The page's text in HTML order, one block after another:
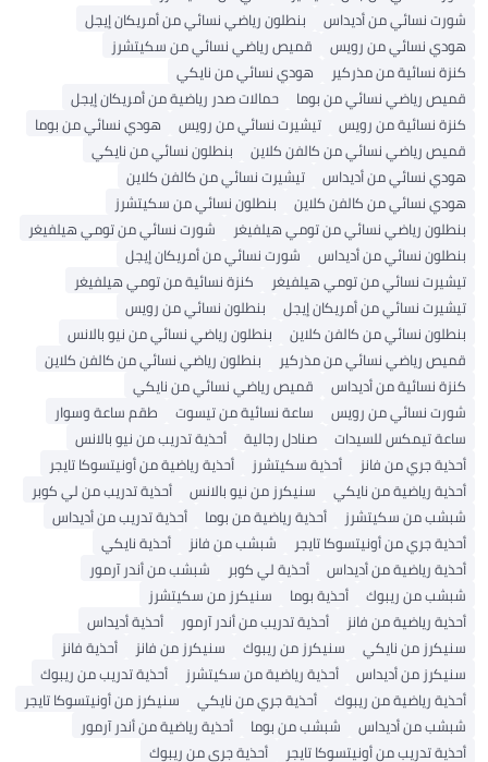
شورت نسائي من أديداس
بنطلون رياضي نسائي من أمريكان إيجل
هودي نسائي من رويس
قميص رياضي نسائي من سكيتشرز
كنزة نسائية من مذركير
هودي نسائي من نايكي
قميص رياضي نسائي من بوما
حمالات صدر رياضية من أمريكان إيجل
كنزة نسائية من رويس
تيشيرت نسائي من رويس
هودي نسائي من بوما
قميص رياضي نسائي من كالفن كلاين
بنطلون نسائي من نايكي
هودي نسائي من أديداس
تيشيرت نسائي من كالفن كلاين
هودي نسائي من كالفن كلاين
بنطلون نسائي من سكيتشرز
بنطلون رياضي نسائي من تومي هيلفيغر
شورت نسائي من تومي هيلفيغر
بنطلون نسائي من أديداس
شورت نسائي من أمريكان إيجل
تيشيرت نسائي من تومي هيلفيغر
كنزة نسائية من تومي هيلفيغر
تيشيرت نسائي من أمريكان إيجل
بنطلون نسائي من رويس
بنطلون نسائي من كالفن كلاين
بنطلون رياضي نسائي من نيو بالانس
قميص رياضي نسائي من مذركير
بنطلون رياضي نسائي من كالفن كلاين
كنزة نسائية من أديداس
قميص رياضي نسائي من نايكي
شورت نسائي من رويس
ساعة نسائية من تيسوت
طقم ساعة وسوار
ساعة تيمكس للسيدات
صنادل رجالية
أحذية تدريب من نيو بالانس
أحذية جري من فانز
أحذية سكيتشرز
أحذية رياضية من أونيتسوكا تايجر
أحذية رياضية من نايكي
سنيكرز من نيو بالانس
أحذية تدريب من لي كوبر
شبشب من سكيتشرز
أحذية رياضية من بوما
أحذية تدريب من أديداس
أحذية جري من أونيتسوكا تايجر
شبشب من فانز
أحذية نايكي
أحذية رياضية من أديداس
أحذية لي كوبر
شبشب من أندر آرمور
شبشب من ريبوك
أحذية بوما
سنيكرز من سكيتشرز
أحذية رياضية من فانز
أحذية تدريب من أندر آرمور
أحذية أديداس
سنيكرز من نايكي
سنيكرز من ريبوك سنيكرز من فانز
أحذية فانز
سنيكرز من أديداس
أحذية رياضية من سكيتشرز
أحذية تدريب من ريبوك
أحذية رياضية من ريبوك
أحذية جري من نايكي
سنيكرز من أونيتسوكا تايجر
شبشب من أديداس
شبشب من بوما
أحذية رياضية من أندر آرمور
أحذية تدريب من أونيتسوكا تايجر
أحذية جري من ريبوك